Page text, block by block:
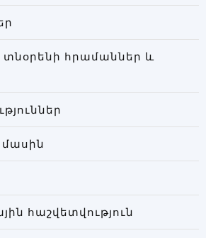
Գրադարանհրամաններ և
մասին
հաշվետվություն